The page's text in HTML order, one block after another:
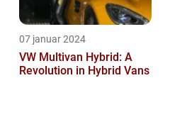
07 januar 2024
VW Multivan Hybrid: A
Revolution in Hybrid Vans